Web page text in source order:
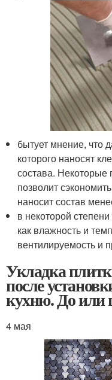
бытует мнение, что
которого наносят
состава. Некоторые
позволит
наносит состав
в некоторой
как влажность и
вентилируемость и
Укладка
после
кухню. До или
4 мая